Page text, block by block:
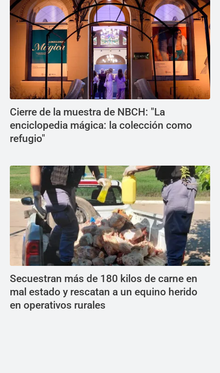
Cierre de la muestra de NBCH: "La
enciclopedia mágica: la colección como
refugio"
Secuestran más de 180 kilos de carne en
mal estado y rescatan a un equino herido
en operativos rurales